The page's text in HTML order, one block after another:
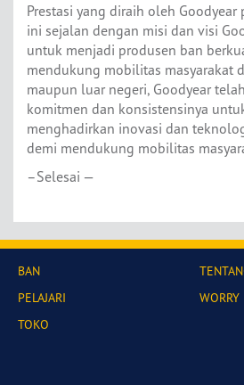
Prestasi yang diraih oleh
ini sejalan dengan misi dan visi
untuk menjadi produsen ban
mendukung mobilitas masyarakat
maupun luar negeri, Goodyear
komitmen dan konsistensinya
menghadirkan inovasi dan
demi mendukung mobilitas
–Selesai —
BAN
PELAJARI
TOKO
WORRY